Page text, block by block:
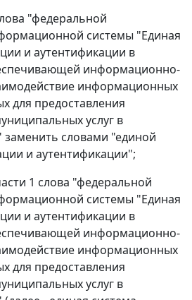
"федеральной
системы "Единая
и аутентификации в
информационно-
информационных
для предоставления
услуг в
словами "единой
и аутентификации";
1 слова "федеральной
системы "Единая
и аутентификации в
информационно-
информационных
для предоставления
услуг в